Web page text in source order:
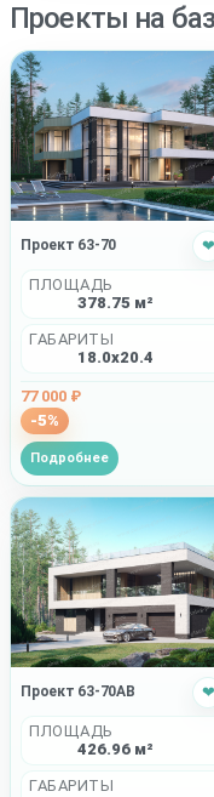
Проекты на
Проект 63-70 ❤
ПЛОЩАДЬ
378.75 м²
ГАБАРИТЫ
18.0x20.4
77 000 ₽
-5%
Подробнее
Проект 63-70AB ❤
ПЛОЩАДЬ
426.96 м²
ГАБАРИТЫ